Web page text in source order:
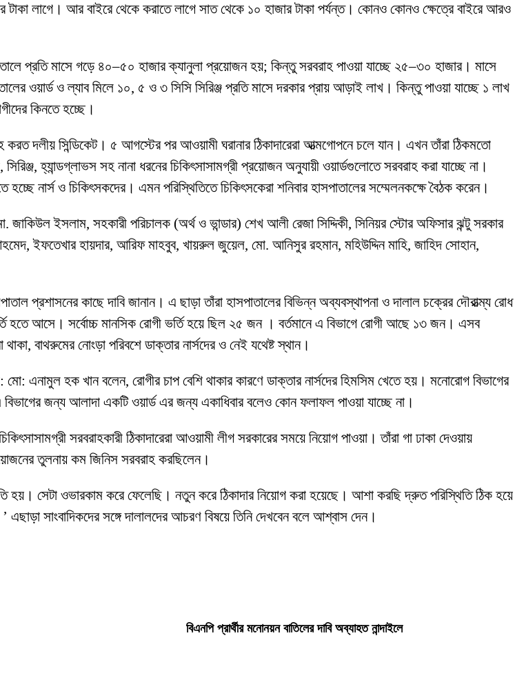
লাগে। আর বাইরে থেকে করাতে লাগে সাত থেকে ১০ হাজার টাকা পর্যন্ত। কোনও কোনও ক্ষেত্রে বাইরে আরও
প্রতি মাসে গড়ে ৪০–৫০ হাজার ক্যানুলা প্রয়োজন হয়; কিন্তু সরবরাহ পাওয়া যাচ্ছে ২৫–৩০ হাজার। মাসে
ওয়ার্ড ও ল্যাব মিলে ১০, ৫ ও ৩ সিসি সিরিঞ্জ প্রতি মাসে দরকার প্রায় আড়াই লাখ। কিন্তু পাওয়া যাচ্ছে ১ লাখ
কিনতে হচ্ছে।
দলীয় সিন্ডিকেট। ৫ আগস্টের পর আওয়ামী ঘরানার ঠিকাদারেরা আত্মগোপনে চলে যান। এখন তাঁরা ঠিকমতো
হ্যান্ডগ্লাভস সহ নানা ধরনের চিকিৎসাসামগ্রী প্রয়োজন অনুযায়ী ওয়ার্ডগুলোতে সরবরাহ করা যাচ্ছে না।
নার্স ও চিকিৎসকদের। এমন পরিস্থিতিতে চিকিৎসকেরা শনিবার হাসপাতালের সম্মেলনকক্ষে বৈঠক করেন।
ইসলাম, সহকারী পরিচালক (অর্থ ও ভান্ডার) শেখ আলী রেজা সিদ্দিকী, সিনিয়র স্টোর অফিসার ঝন্টু সরকার
ইফতেখার হায়দার, আরিফ মাহবুব, খায়রুল জুয়েল, মো. আনিসুর রহমান, মহিউদ্দিন মাহি, জাহিদ সোহান,
প্রশাসনের কাছে দাবি জানান। এ ছাড়া তাঁরা হাসপাতালের বিভিন্ন অব্যবস্থাপনা ও দালাল চক্রের দৌরাত্ম্য রোধ
হতে আসে। সর্বোচ্চ মানসিক রোগী ভর্তি হয়ে ছিল ২৫ জন । বর্তমানে এ বিভাগে রোগী আছে ১৩ জন। এসব
বাথরুমের নোংড়া পরিবশে ডাক্তার নার্সদের ও নেই যথেষ্ট স্থান।
এনামুল হক খান বলেন, রোগীর চাপ বেশি থাকার কারণে ডাক্তার নার্সদের হিমসিম খেতে হয়। মনোরোগ বিভাগের
জন্য আলাদা একটি ওয়ার্ড এর জন্য একাধিবার বলেও কোন ফলাফল পাওয়া যাচ্ছে না।
সরবরাহকারী ঠিকাদারেরা আওয়ামী লীগ সরকারের সময়ে নিয়োগ পাওয়া। তাঁরা গা ঢাকা দেওয়ায়
তুলনায় কম জিনিস সরবরাহ করছিলেন।
হয়। সেটা ওভারকাম করে ফেলেছি। নতুন করে ঠিকাদার নিয়োগ করা হয়েছে। আশা করছি দ্রুত পরিস্থিতি ঠিক হয়ে
সাংবাদিকদের সঙ্গে দালালদের আচরণ বিষয়ে তিনি দেখবেন বলে আশ্বাস দেন।
বিএনপি প্রার্থীর মনোনয়ন বাতিলের দাবি অব্যাহত নান্দাইলে